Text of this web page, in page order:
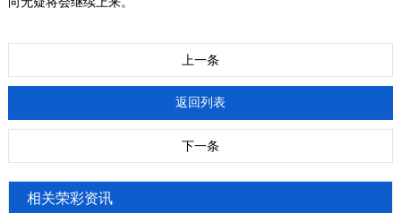
上一条
返回列表
下一条
相关荣彩资讯